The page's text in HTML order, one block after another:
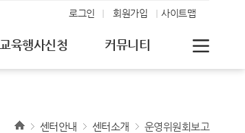
로그인 회원가입 사이트맵
교육행사신청 커뮤니티
센터안내 센터소개 운영위원회보고